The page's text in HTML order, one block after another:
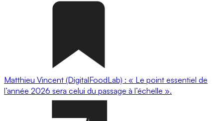
Matthieu Vincent (DigitalFoodLab) : « Le point essentiel de
l’année 2026 sera celui du passage à l’échelle ».